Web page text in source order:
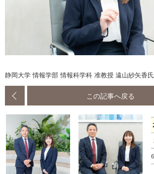
静岡大学 情報学部 情報科学科 准教授 遠山紗矢香氏
この記事へ戻る